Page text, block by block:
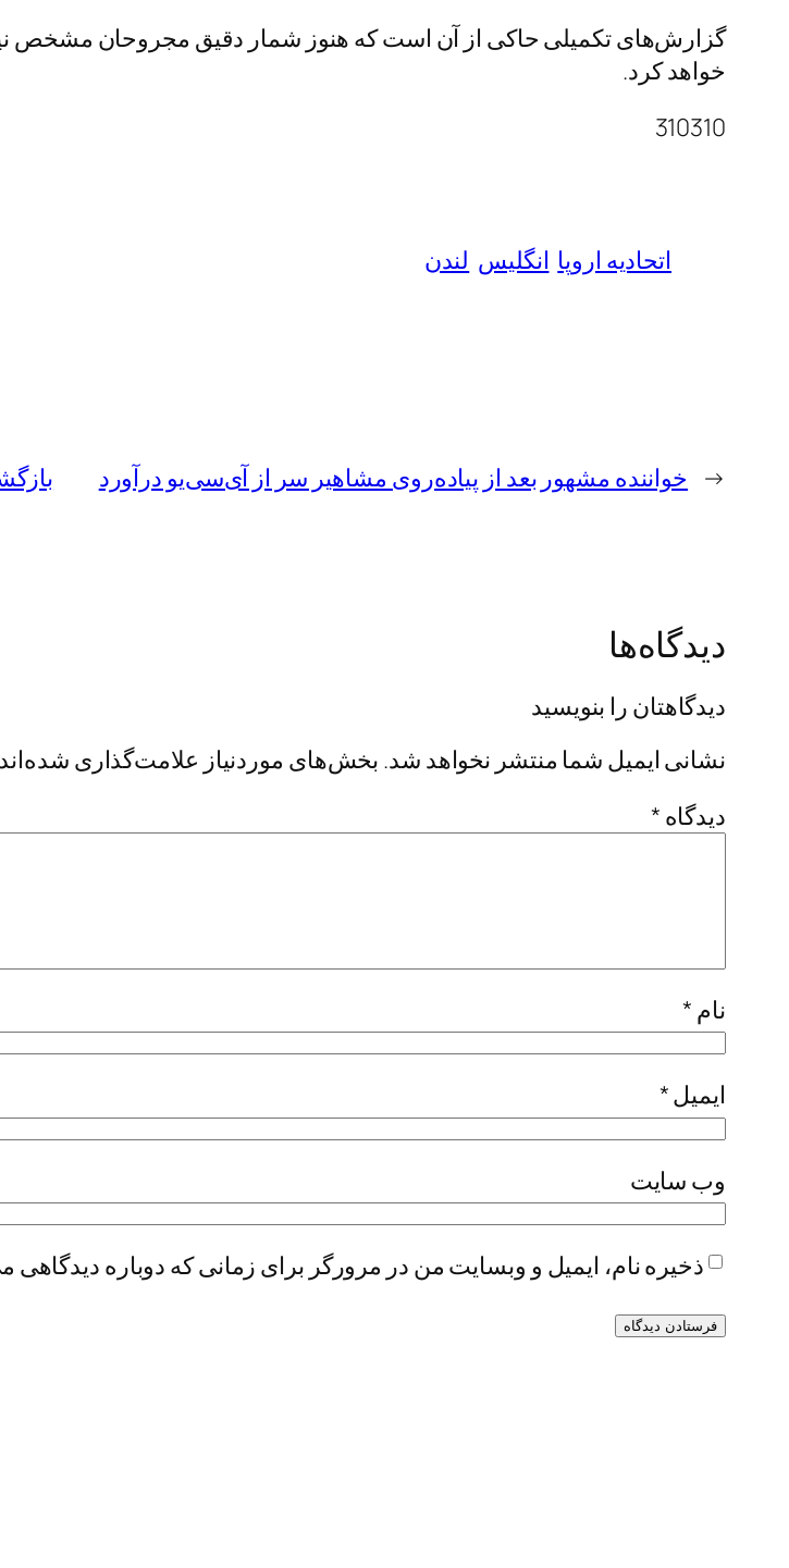
گزارش‌های تکمیلی حاکی از آن است که هنوز شمار دقیق مجروحان مشخص
خواهد کرد.
310310
اتحادیه اروپا انگلیس لندن
← خواننده مشهور بعد از پیاده‌روی مشاهیر سر از آی‌سی‌یو درآورد
دیدگاه‌ها
دیدگاهتان را بنویسید
نشانی ایمیل شما منتشر نخواهد شد. بخش‌های موردنیاز علامت‌گذاری شده‌اند
دیدگاه *
نام *
ایمیل*
وب‌ سایت
ذخیره نام، ایمیل و وبسایت من در مرورگر برای زمانی که دوباره